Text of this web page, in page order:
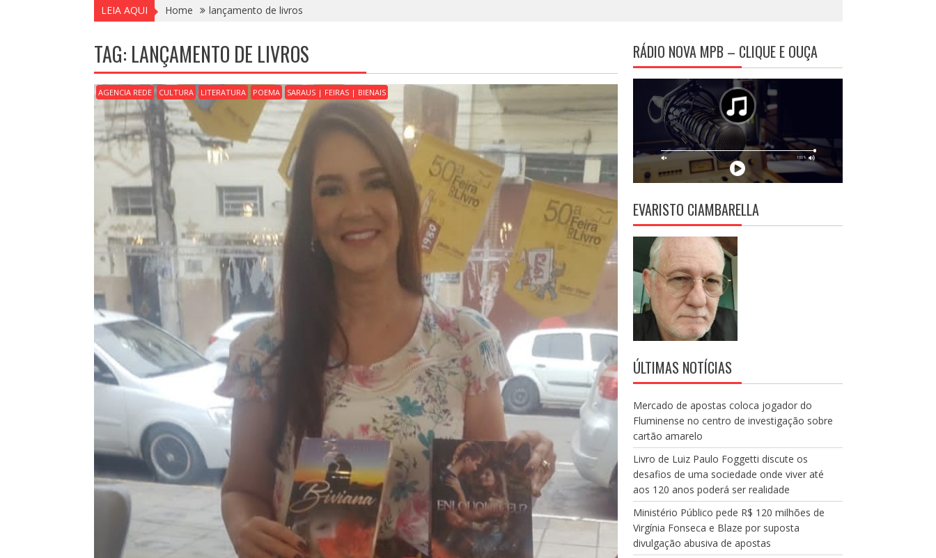
LEIA AQUI Home lançamento de livros
TAG: LANÇAMENTO DE LIVROS
AGENCIA REDE CULTURA LITERATURA POEMA SARAUS | FEIRAS | BIENAIS
RÁDIO NOVA MPB – CLIQUE E OUÇA
EVARISTO CIAMBARELLA
ÚLTIMAS NOTÍCIAS
Mercado de apostas coloca jogador do
Fluminense no centro de investigação sobre
cartão amarelo
Livro de Luiz Paulo Foggetti discute os
desafios de uma sociedade onde viver até
aos 120 anos poderá ser realidade
Ministério Público pede R$ 120 milhões de
Virgínia Fonseca e Blaze por suposta
divulgação abusiva de apostas